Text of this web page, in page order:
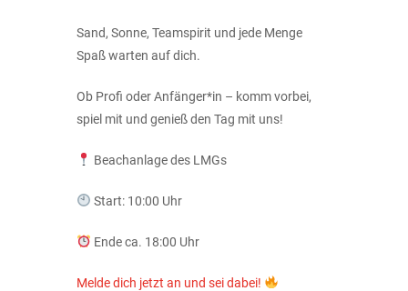
Sand, Sonne, Teamspirit und jede Menge
Spaß warten auf dich.
Ob Profi oder Anfänger*in – komm vorbei,
spiel mit und genieß den Tag mit uns!
Beachanlage des LMGs
Start: 10:00 Uhr
Ende ca. 18:00 Uhr
Melde dich jetzt an und sei dabei!